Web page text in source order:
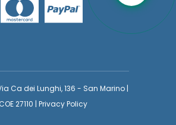
Ca dei Lunghi, 136 - San Marino |
COE 27110 | Privacy Policy